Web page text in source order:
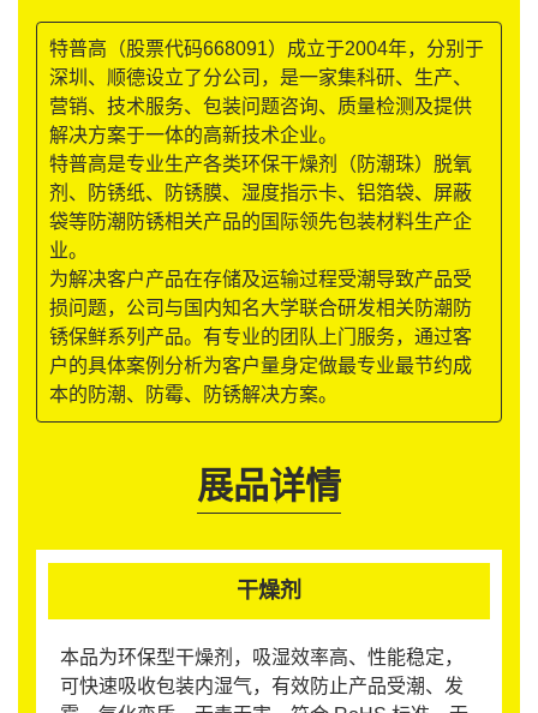
特普高（股票代码668091）成立于2004年，分别于
深圳、顺德设立了分公司，是一家集科研、生产、
营销、技术服务、包装问题咨询、质量检测及提供
解决方案于一体的高新技术企业。
特普高是专业生产各类环保干燥剂（防潮珠）脱氧
剂、防锈纸、防锈膜、湿度指示卡、铝箔袋、屏蔽
袋等防潮防锈相关产品的国际领先包装材料生产企
业。
为解决客户产品在存储及运输过程受潮导致产品受
损问题，公司与国内知名大学联合研发相关防潮防
锈保鲜系列产品。有专业的团队上门服务，通过客
户的具体案例分析为客户量身定做最专业最节约成
本的防潮、防霉、防锈解决方案。
展品详情
干燥剂
本品为环保型干燥剂，吸湿效率高、性能稳定，
可快速吸收包装内湿气，有效防止产品受潮、发